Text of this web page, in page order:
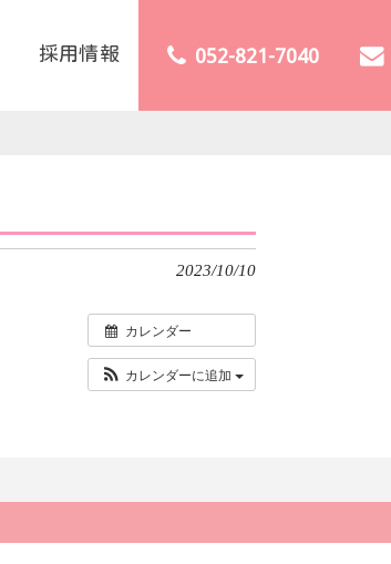
採用情報 052-821-7040
2023/10/10
カレンダー
カレンダーに追加